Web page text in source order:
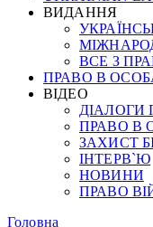
ВИДАННЯ
ВСЕ З
ПРАВО В
ВІДЕО
ДІАЛОГИ
ПРАВО В
ЗАХИСТ
ІНТЕРВ`Ю
НОВИНИ
ПРАВО
Головна